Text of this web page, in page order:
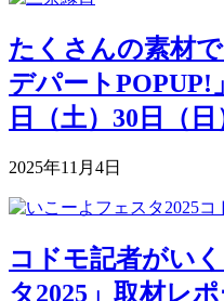
たくさんの素材
デパートPOPUP!
日（土）30日（日
2025年11月4日
コドモ記者がい
タ2025」取材レポ